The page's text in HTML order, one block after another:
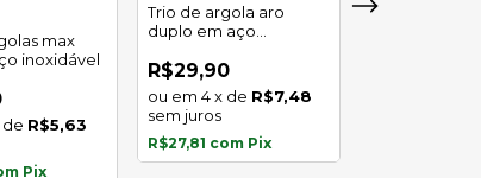
max
inoxidável
de R$5,63
Pix
Trio de argola aro
duplo em aço
R$29,90
4 x de R$7,48
sem juros
R$27,81 com Pix